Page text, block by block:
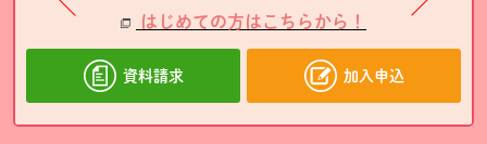
はじめての方はこちらから！
資料請求 加入申込